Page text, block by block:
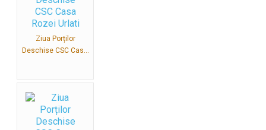
Ziua Porților
Deschise CSC Cas...